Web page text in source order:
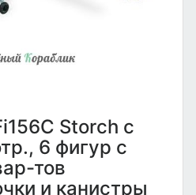
Storch с
6 фигур с
тов
и канистры